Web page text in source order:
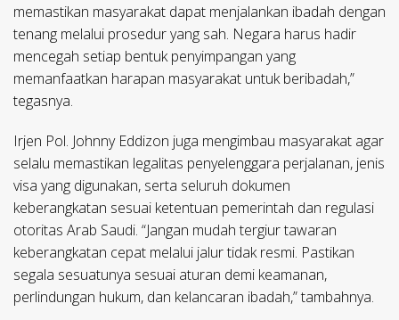
memastikan masyarakat dapat menjalankan ibadah dengan
tenang melalui prosedur yang sah. Negara harus hadir
mencegah setiap bentuk penyimpangan yang
memanfaatkan harapan masyarakat untuk beribadah,”
tegasnya.
Irjen Pol. Johnny Eddizon juga mengimbau masyarakat agar
selalu memastikan legalitas penyelenggara perjalanan, jenis
visa yang digunakan, serta seluruh dokumen
keberangkatan sesuai ketentuan pemerintah dan regulasi
otoritas Arab Saudi. “Jangan mudah tergiur tawaran
keberangkatan cepat melalui jalur tidak resmi. Pastikan
segala sesuatunya sesuai aturan demi keamanan,
perlindungan hukum, dan kelancaran ibadah,” tambahnya.